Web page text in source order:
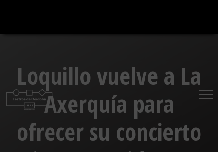
contenido
Loquillo vuelve a La
Axerquía para
ofrecer su concierto